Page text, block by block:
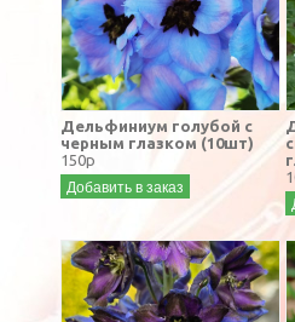
Дельфиниум голубой с
черным глазком (10шт)
150р
Добавить в заказ